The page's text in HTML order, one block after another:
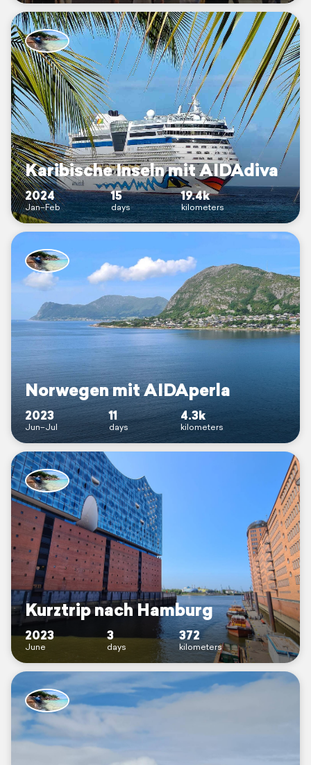
Karibische Inseln mit AIDAdiva
2024
Jan–Feb
15
days
19.4k
kilometers
Norwegen mit AIDAperla
2023
Jun–Jul
11
days
4.3k
kilometers
Kurztrip nach Hamburg
2023
June
3
days
372
kilometers